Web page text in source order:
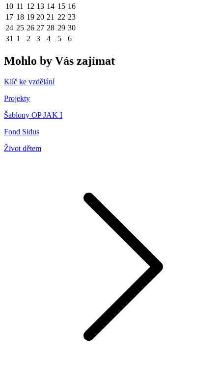
10 11 12 13 14 15 16
17 18 19 20 21 22 23
24 25 26 27 28 29 30
31 1 2 3 4 5 6
Mohlo by Vás zajímat
Klíč ke vzdělání
Projekty
Šablony OP JAK I
Fond Sidus
Život dětem